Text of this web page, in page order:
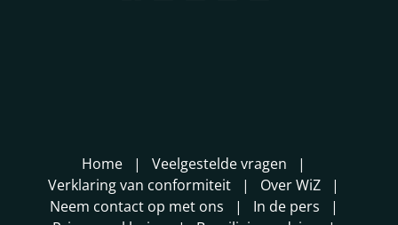
Home
Veelgestelde vragen
Verklaring van conformiteit
Over WiZ
Neem contact op met ons
In de pers